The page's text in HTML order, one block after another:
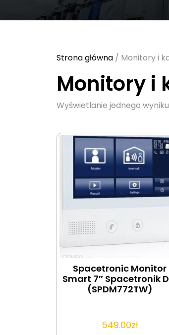
Strona główna / Monitory i
Monitory i
Wyświetlanie jednego wyniku
Spacetronic Monitor
Smart 7″ Spacetronik
(SPDM772TW)
549.00zł